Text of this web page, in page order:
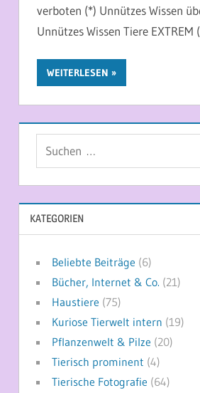
verboten (*) Unnützes Wissen
Unnützes Wissen Tiere
WEITERLESEN
KATEGORIEN
Beliebte Beiträge (6)
Bücher, Internet & Co. (21)
Haustiere (75)
Kuriose Tierwelt intern (19)
Pflanzenwelt & Pilze (20)
Tierisch prominent (4)
Tierische Fotografie (64)